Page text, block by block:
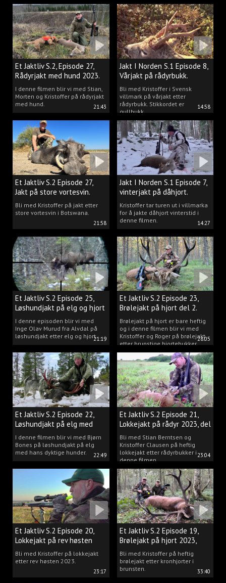
21:43
Et Jaktliv S.2, Episode 27,
Rådyrjakt med hund 2023.
I denne filmen blir vi med Stian,
Morten og Kristoffer på rådyrjakt
med hund.
14:58
Jakt I Norden S.1 Episode 8,
Vårjakt på rådyrbukk.
Bli med Kristoffer i Svensk
villmark på vårjakt etter
rådyrbukk. Stikkordet er
gullbukk.
21:58
Et Jaktliv S.2 Episode 27,
Jakt på store vortesvin.
Bli med Kristoffer på jakt etter
store vortesvin i Botswana.
14:27
Jakt I Norden S.1 Episode 7,
vinterjakt på dåhjort.
Kristoffer tar turen ut i villmarka
for å jakte dåhjort vinterstid i
denne filmen.
21:19
Et Jaktliv S.2 Episode 25,
Løshundjakt på elg og hjort
i Norge.
I denne episoden blir vi med
Inge Olav Murud fra Alvdal på
løshundjakt etter elg og hjort.
28:05
Et Jaktliv S.2 Episode 23,
Brølejakt på hjort del 2.
Brølejakt på hjort er bare heftig
og i denne filmen blir vi med
Kristoffer og Roger på brølejakt
etter brunstige hjortebukker.
22:49
Et Jaktliv S.2 Episode 22,
Løshundjakt på elg med
Bjørn Bones
I denne filmen blir vi med Bjørn
Bones på løshundjakt på elg
med hans dyktige hunder.
23:04
Et Jaktliv S.2 Episode 21,
Lokkejakt på rådyr 2023, del
3.
Bli med Stian Berntsen og
Kristoffer Clausen på heftig
lokkejakt etter rådyrbukker i
denne filmen.
23:17
Et Jaktliv S.2 Episode 20,
Lokkejakt på rev høsten
2023.
Bli med Kristoffer på lokkejakt
etter rev høsten 2023.
33:40
Et Jaktliv S.2 Episode 19,
Brølejakt på hjort 2023,
del.1
Bli med Kristoffer på heftig
brølejakt etter kronhjorter i
brunsten.